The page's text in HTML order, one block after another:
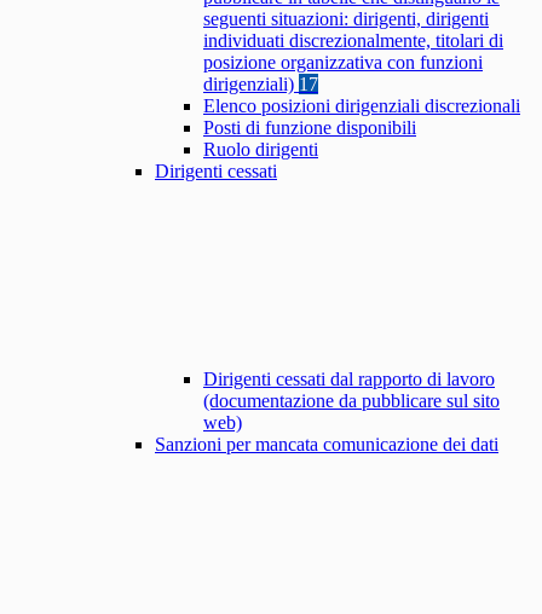
seguenti situazioni: dirigenti, dirigenti
individuati discrezionalmente, titolari di
posizione organizzativa con funzioni
dirigenziali) 17
Elenco posizioni dirigenziali discrezionali
Posti di funzione disponibili
Ruolo dirigenti
Dirigenti cessati
Dirigenti cessati dal rapporto di lavoro
(documentazione da pubblicare sul sito
web)
Sanzioni per mancata comunicazione dei dati